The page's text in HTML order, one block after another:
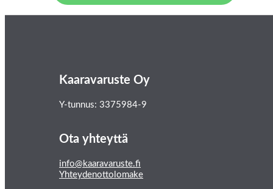
Kaaravaruste Oy
Y-tunnus: 3375984-9
Ota yhteyttä
info@kaaravaruste.fi
Yhteydenottolomake